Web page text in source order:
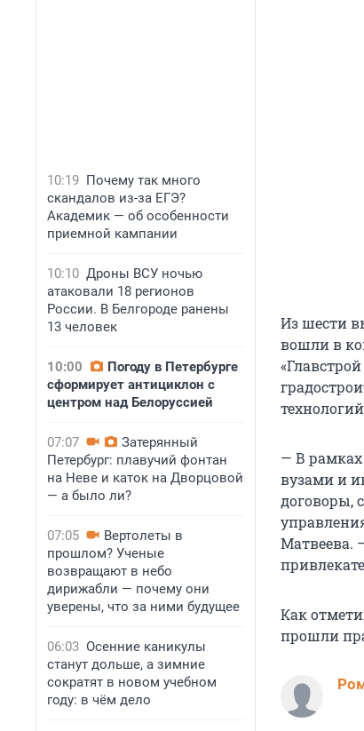
10:19 Почему так много
скандалов из-за ЕГЭ?
Академик — об особенности
приемной кампании
10:10 Дроны ВСУ ночью
атаковали 18 регионов
России. В Белгороде ранены
13 человек
10:00
Погоду в Петербурге
сформирует антициклон с
центром над Белоруссией
07:07
Затерянный
Петербург: плавучий фонтан
на Неве и каток на Дворцовой
— а было ли?
07:05
Вертолеты в
прошлом? Ученые
возвращают в небо
дирижабли — почему они
уверены, что за ними будущее
06:03 Осенние каникулы
станут дольше, а зимние
сократят в новом учебном
году: в чём дело
Из шести
вошли в
— В
вузами и
договоры,
Матвеева.
Как
прошли